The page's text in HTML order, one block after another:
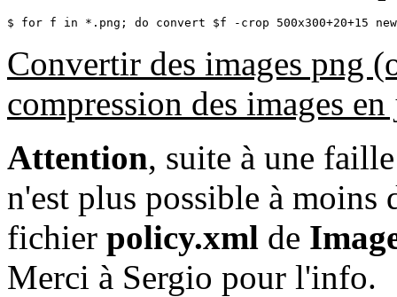
$ for f in *.png; do convert $f -crop 500x300+20+15
Convertir des images png
compression des images
Attention, suite à une
n'est plus possible à moins
fichier policy.xml de
Merci à Sergio pour l'info.